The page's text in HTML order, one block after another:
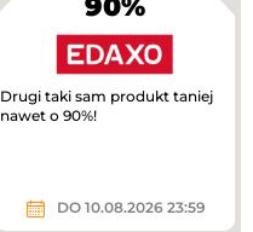
90%
Drugi taki sam produkt taniej
nawet o 90%!
DO 10.08.2026 23:59